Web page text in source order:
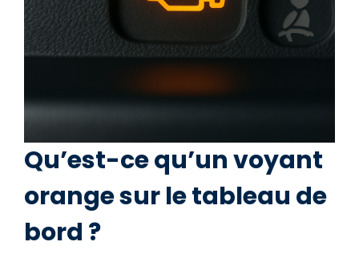
Qu’est-ce qu’un voyant
orange sur le tableau de
bord ?